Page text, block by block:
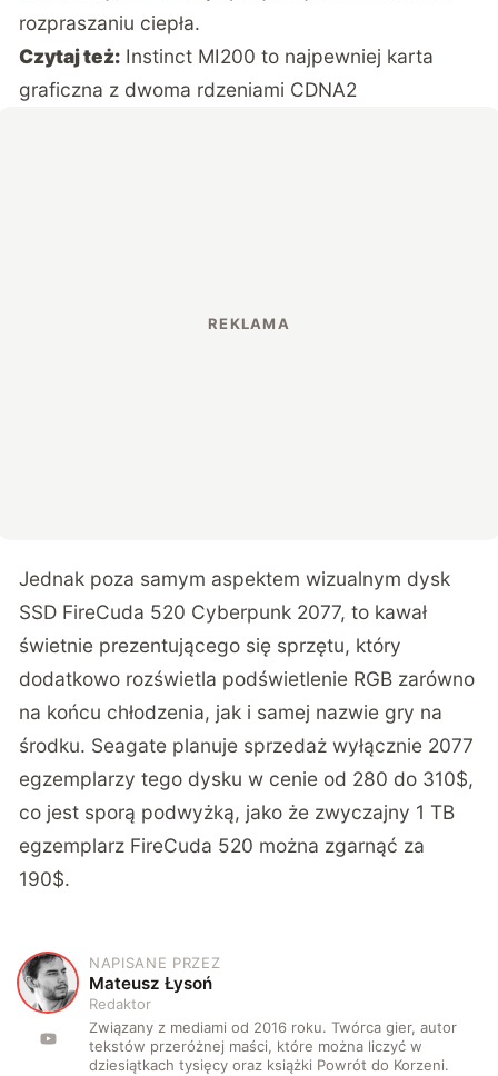
rozpraszaniu ciepła.
Czytaj też: Instinct MI200 to najpewniej karta
graficzna z dwoma rdzeniami CDNA2
Jednak poza samym aspektem wizualnym dysk
SSD FireCuda 520 Cyberpunk 2077, to kawał
świetnie prezentującego się sprzętu, który
dodatkowo rozświetla podświetlenie RGB zarówno
na końcu chłodzenia, jak i samej nazwie gry na
środku. Seagate planuje sprzedaż wyłącznie 2077
egzemplarzy tego dysku w cenie od 280 do 310$,
co jest sporą podwyżką, jako że zwyczajny 1 TB
egzemplarz FireCuda 520 można zgarnąć za
190$.
M
NAPISANE PRZEZ
Mateusz Łysoń
Redaktor
Związany z mediami od 2016 roku. Twórca gier, autor
tekstów przeróżnej maści, które można liczyć w
dziesiątkach tysięcy oraz książki Powrót do Korzeni.